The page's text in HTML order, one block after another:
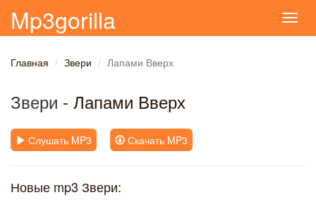
Mp3gorilla
Главная Звери Лапами Вверх
Звери - Лапами Вверх
Слушать MP3 Скачать MP3
Новые mp3 Звери: